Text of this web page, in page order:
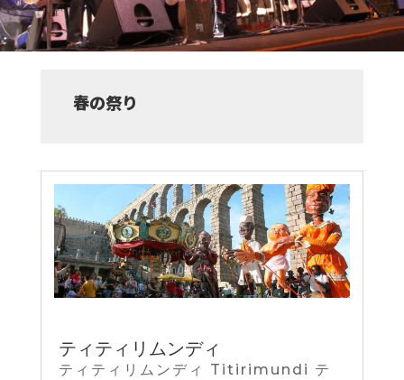
春の祭り
ティティリムンディ
ティティリムンディ Titirimundi テ